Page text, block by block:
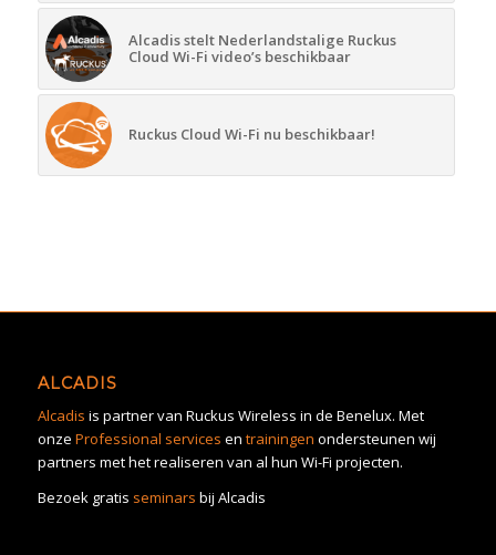
Alcadis stelt Nederlandstalige Ruckus
Cloud Wi-Fi video’s beschikbaar
Ruckus Cloud Wi-Fi nu beschikbaar!
ALCADIS
Alcadis is partner van Ruckus Wireless in de Benelux. Met
onze Professional services en trainingen ondersteunen wij
partners met het realiseren van al hun Wi-Fi projecten.
Bezoek gratis seminars bij Alcadis